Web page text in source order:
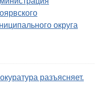
округа
разъясняет.